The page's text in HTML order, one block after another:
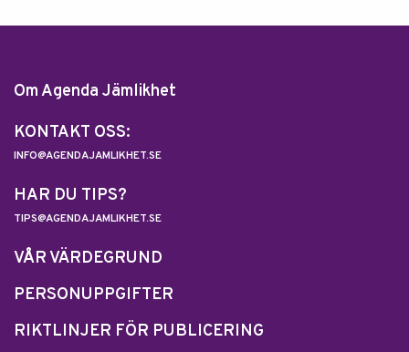
Om Agenda Jämlikhet
KONTAKT OSS:
INFO@AGENDAJAMLIKHET.SE
HAR DU TIPS?
TIPS@AGENDAJAMLIKHET.SE
VÅR VÄRDEGRUND
PERSONUPPGIFTER
RIKTLINJER FÖR PUBLICERING